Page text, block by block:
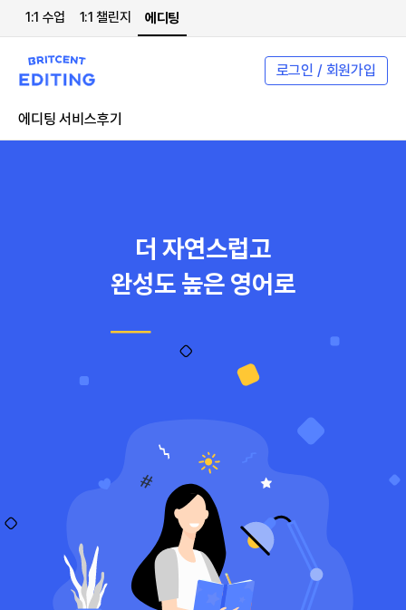
1:1 수업 1:1 챌린지 에디팅
로그인 / 회원가입
에디팅 서비스후기
더 자연스럽고
완성도 높은 영어로